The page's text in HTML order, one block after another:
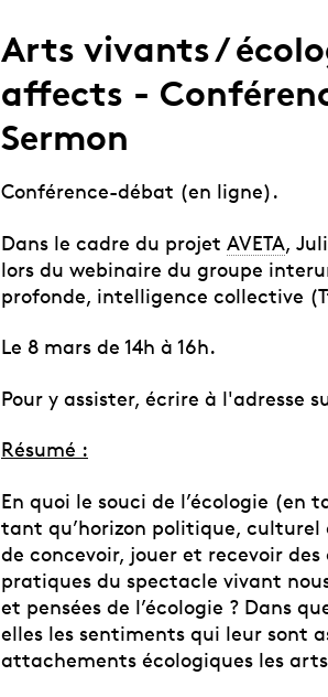
Arts vivants /
affects -
Sermon
Conférence-débat (en ligne).
Dans le cadre du projet AVETA,
lors du webinaire du groupe
profonde, intelligence collective
Le 8 mars de 14h à 16h.
Pour y assister, écrire à
Résumé :
En quoi le souci de l’écologie (en
tant qu’horizon politique,
de concevoir, jouer et recevoir
pratiques du spectacle vivant
et pensées de l’écologie ? Dans
elles les sentiments qui leur sont
attachements écologiques les